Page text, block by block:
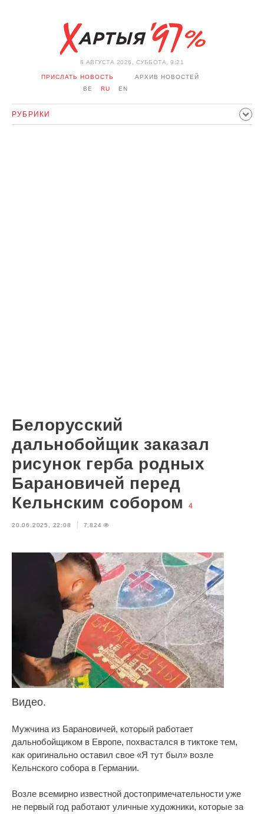
8 АВГУСТА 2026, СУББОТА, 9:21
ПРИСЛАТЬ НОВОСТЬ
АРХИВ НОВОСТЕЙ
BE
RU EN
РУБРИКИ
Белорусский
дальнобойщик заказал
рисунок герба родных
Барановичей перед
Кельнским собором
4
20.06.2025, 22:08 7,824
Видео.
Мужчина из Барановичей, который работает
дальнобойщиком в Европе, похвастался в тиктоке тем,
как оригинально оставил свое «Я тут был» возле
Кельнского собора в Германии.
Возле всемирно известной достопримечательности уже
не первый год работают уличные художники, которые за